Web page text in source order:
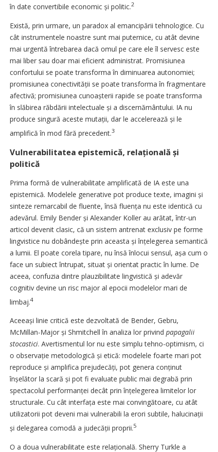
în date convertibile economic și politic.2
Există, prin urmare, un paradox al emancipării tehnologice. Cu
cât instrumentele noastre sunt mai puternice, cu atât devine
mai urgentă întrebarea dacă omul pe care ele îl servesc este
mai liber sau doar mai eficient administrat. Promisiunea
confortului se poate transforma în diminuarea autonomiei;
promisiunea conectivității se poate transforma în fragmentare
afectivă; promisiunea cunoaș­terii rapide se poate transforma
în slăbirea răbdării intelectuale și a discernământului. IA nu
produce singură aceste mutații, dar le accelerează și le
amplifică în mod fără precedent.3
Vulnerabilitatea epistemică, relațională și
politică
Prima formă de vulnerabilitate amplificată de IA este una
epistemică. Modelele generative pot produce texte, imagini și
sinteze remarcabil de fluente, însă fluența nu este identică cu
adevărul. Emily Bender și Alexander Koller au arătat, într-un
articol devenit clasic, că un sistem antrenat exclusiv pe forme
lingvistice nu dobândește prin aceasta și înțelegerea semantică
a lumii. El poate corela tipare, nu însă înlocui sensul, așa cum o
face un subiect în­t­ru­pat, situat și orientat practic în lume. De
aceea, confuzia dintre pla­u­zibilitate lingvistică și adevăr
cognitiv devine un risc major al epocii modelelor mari de
limbaj.4
Aceeași linie critică este dezvoltată de Bender, Gebru,
McMillan-Major și Shmitchell în analiza lor privind papagalii
stocastici. Avertismentul lor nu este simplu tehno-optimism, ci
o observație metodologică și etică: modelele foarte mari pot
reproduce și amplifica prejudecăți, pot genera conținut
înșelător la scară și pot fi evaluate public mai degrabă prin
spec­tacolul performanței decât prin înțelegerea limitelor lor
structurale. Cu cât interfața este mai convingătoare, cu atât
utilizatorii pot deveni mai vulnerabili la erori subtile, halucinații
și delegarea comodă a judecății proprii.5
O a doua vulnerabilitate este rela­țională. Sherry Turkle a